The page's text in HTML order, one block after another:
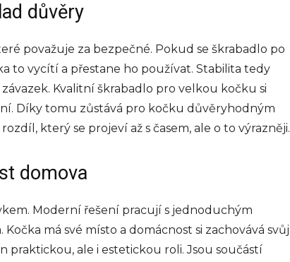
důvěry
považuje za bezpečné. Pokud se škrabadlo po
to vycítí a přestane ho používat. Stabilita tedy
Kvalitní škrabadlo pro velkou kočku si
Díky tomu zůstává pro kočku důvěryhodným
který se projeví až s časem, ale o to výrazněji.
domova
Moderní řešení pracují s jednoduchým
má své místo a domácnost si zachovává svůj
praktickou, ale i estetickou roli. Jsou součástí